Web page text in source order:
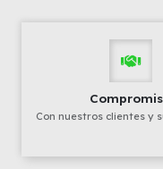
Con nuestros clientes y